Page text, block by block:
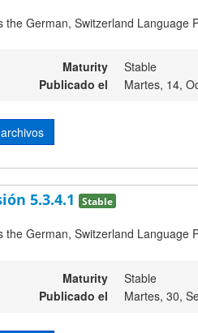
the German, Switzerland Language
Maturity
Stable
Publicado el
Martes, 14,
5.3.4.1 Stable
the German, Switzerland Language
Maturity
Stable
Publicado el
Martes, 30,